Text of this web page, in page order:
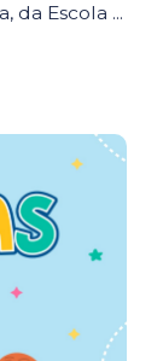
da Escola ...